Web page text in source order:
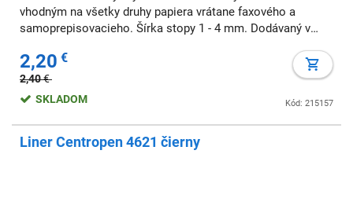
vhodným na všetky druhy papiera vrátane faxového a
samoprepisovacieho. Šírka stopy 1 - 4 mm. Dodávaný v
2,20 €
2,40€
Kód: 215157
SKLADOM
Liner Centropen 4621 čierny